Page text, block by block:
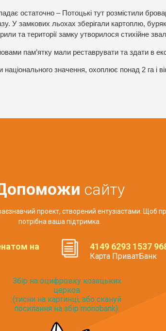
остаточно – Потоцькі тут розмістили
У замкових льохах зберігали картоплю,
та території замку утворилося стихійне
пам’ятку мали реставрувати та здати в
національного значення, охоплює понад 2 га і
сайту
проект, створений ентузіастами. Щоб
потрібна ваша підтримка.
на
4149 6293 1537
Карта ПриватБанк
Збір на оцифровку козацьких
церков
(тисни на картинці, або скануй
посилання на збір monobank):